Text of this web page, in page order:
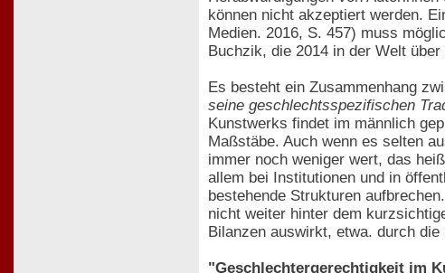
können nicht akzeptiert werden.
Medien. 2016, S. 457) muss
Buchzik, die 2014 in der Welt
Es besteht ein Zusammenhang
seine geschlechtsspezifischen
Kunstwerks findet im männlich
Maßstäbe. Auch wenn es selten
immer noch weniger wert, das
allem bei Institutionen und in
bestehende Strukturen
nicht weiter hinter dem
Bilanzen auswirkt, etwa. durch
"Geschlechtergerechtigkeit im